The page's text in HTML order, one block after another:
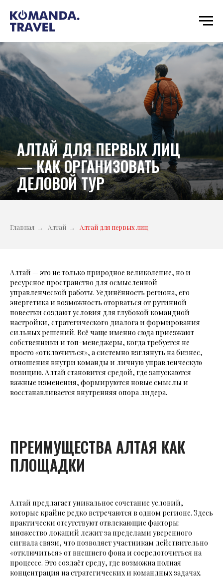
АЛТАЙ ДЛЯ ПЕРВЫХ ЛИЦ
— КАК ОРГАНИЗОВАТЬ
ДЕЛОВОЙ ТУР
Главная → Алтай → Алтай для первых лиц
Алтай — это не только природное великолепие, но и
ресурсное пространство для осмысленной
управленческой работы. Уединённость региона, его
энергетика и возможность оторваться от рутинной
повестки создают условия для глубокой командной
настройки, стратегического диалога и формирования
сильных решений. Всё чаще именно сюда приезжают
собственники и топ-менеджеры, когда требуется не
просто «отключиться», а системно взглянуть на бизнес,
отношения внутри команды и личную управленческую
позицию. Алтай становится средой, где запускаются
важные изменения, формируются новые смыслы и
восстанавливается внутренняя опора лидера.
ПРЕИМУЩЕСТВА АЛТАЯ КАК
ПЛОЩАДКИ
Алтай предлагает уникальное сочетание условий,
которые крайне редко встречаются в одном регионе. Здесь
практически отсутствуют отвлекающие факторы:
множество локаций лежит за пределами уверенного
сигнала связи, что позволяет участникам действительно
«отключиться» от внешнего фона и сосредоточиться на
процессе. Это создаёт среду, где возможна полная
концентрация на стратегических и командных задачах.